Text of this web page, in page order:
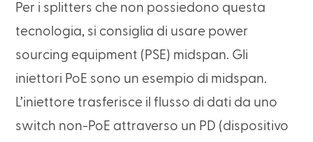
Per i splitters che non possiedono questa
tecnologia, si consiglia di usare power
sourcing equipment (PSE) midspan. Gli
iniettori PoE sono un esempio di midspan.
L’iniettore trasferisce il flusso di dati da uno
switch non-PoE attraverso un PD (dispositivo